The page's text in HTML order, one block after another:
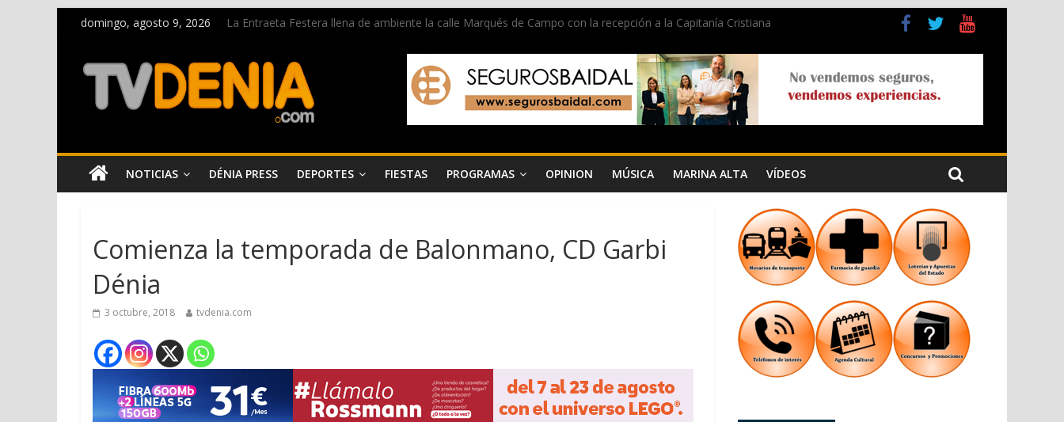
domingo, agosto 9, 2026
La Entraeta Festera llena de ambiente la calle Marqués de Campo con la recepción a la Capitanía Cristiana
Una nueva oportunidad para donar sangre en Cruz Roja Dénia
El bando moro protagonista en la Segunda Entraeta Festera
Paco Adsuar dona al Arxiu de Dénia más de 50.000 imágenes de la memoria visual de la ciudad
NOTICIAS DÉNIA PRESS DEPORTES FIESTAS PROGRAMAS OPINION MÚSICA MARINA ALTA VÍDEOS
Comienza la temporada de Balonmano, CD Garbi
Dénia
3 octubre, 2018 tvdenia.com